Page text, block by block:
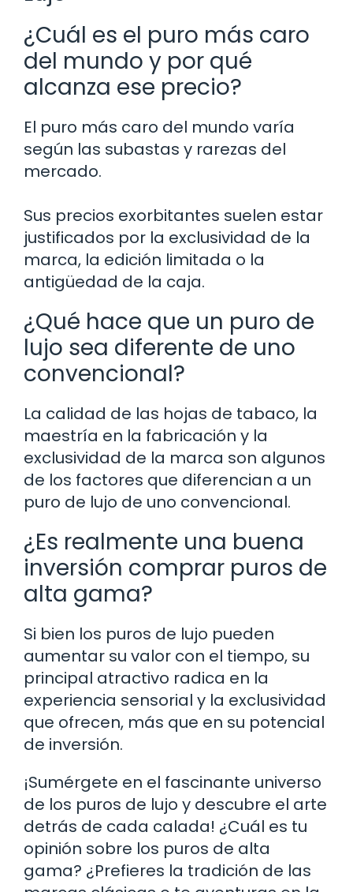
¿Cuál es el puro más caro
del mundo y por qué
alcanza ese precio?
El puro más caro del mundo varía
según las subastas y rarezas del
mercado.
Sus precios exorbitantes suelen estar
justificados por la exclusividad de la
marca, la edición limitada o la
antigüedad de la caja.
¿Qué hace que un puro de
lujo sea diferente de uno
convencional?
La calidad de las hojas de tabaco, la
maestría en la fabricación y la
exclusividad de la marca son algunos
de los factores que diferencian a un
puro de lujo de uno convencional.
¿Es realmente una buena
inversión comprar puros de
alta gama?
Si bien los puros de lujo pueden
aumentar su valor con el tiempo, su
principal atractivo radica en la
experiencia sensorial y la exclusividad
que ofrecen, más que en su potencial
de inversión.
¡Sumérgete en el fascinante universo
de los puros de lujo y descubre el arte
detrás de cada calada! ¿Cuál es tu
opinión sobre los puros de alta
gama? ¿Prefieres la tradición de las